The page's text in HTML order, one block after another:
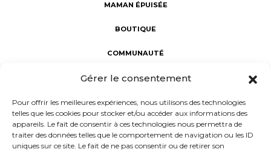
Gérer le consentement
Pour offrir les meilleures expériences, nous utilisons des technologies
telles que les cookies pour stocker et/ou accéder aux informations des
appareils. Le fait de consentir à ces technologies nous permettra de
traiter des données telles que le comportement de navigation ou les ID
uniques sur ce site. Le fait de ne pas consentir ou de retirer son
MAMAN ÉPUISÉE
BOUTIQUE
COMMUNAUTÉ
Fabuleuses au foyer : révéler la Fabuleuse en chaque maman.
des mamans. Notre mission : porter un regard sincère sur la
maternité à l'intérieur et à l'extérieur du foyer, rejoindre les
femmes dans leur vie réelle et non rêvée, et donner la parole
aux mamans d’aujourd’hui.